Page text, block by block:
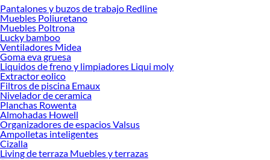
Desde remodelaciones hasta proyectos de decoración, estamos aquí para hacer
tus ideas realidad. ¡Visítanos y encuentra todo lo que tenemos para ofrecerte en
Aire Acondicionado Portatil!
Explora la variedad de productos de Aire Acondicionado Portatil en
Sodimac
Herramientas, materiales y accesorios de calidad para tus proyectos y
renovación de espacios. ¡Visítanos y descubre todo lo que tenemos para
ofrecerte!
Encuentra una amplia variedad de productos de Aire Acondicionado Portatil en
Sodimac. Encuentra todo lo necesario para tus proyectos de renovación y
decoración. ¡Visítanos y haz tus ideas realidad!
Pantalones y buzos de trabajo Redline
Muebles Poliuretano
Muebles Poltrona
Lucky bamboo
Ventiladores Midea
Goma eva gruesa
Liquidos de freno y limpiadores Liqui moly
Extractor eolico
Filtros de piscina Emaux
Nivelador de ceramica
Planchas Rowenta
Almohadas Howell
Organizadores de espacios Valsus
Ampolletas inteligentes
Cizalla
Living de terraza Muebles y terrazas